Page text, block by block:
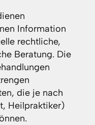
Information
rechtliche,
Beratung. Die
die je nach
Heilpraktiker)